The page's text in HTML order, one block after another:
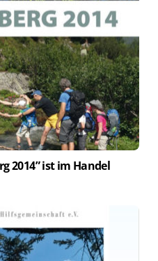
2014” ist im Handel